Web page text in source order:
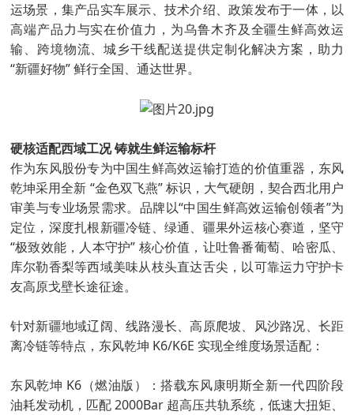
运场景，集产品实车展示、技术介绍、政策发布于一体，以
高端产品力与实在价值力，为乌鲁木齐及全疆生鲜高效运
输、跨境物流、城乡干线配送提供定制化解决方案，助力
“新疆好物” 鲜行全国、通达世界。
硬核适配西域工况 铸就生鲜运输标杆
作为东风股份专为中国生鲜高效运输打造的价值重器，东风
乾坤采用全新 “金色双飞燕” 标识，大气硬朗，契合西北用户
审美与专业场景需求。品牌以“中国生鲜高效运输创领者”为
定位，深度扎根新疆冷链、绿通、疆果外运核心赛道，坚守
“极致效能，人本守护” 核心价值，让吐鲁番葡萄、哈密瓜、
库尔勒香梨等西域美味从枝头直达舌尖，以可靠运力守护卡
友高原戈壁长途征途。
针对新疆地域辽阔、线路漫长、高原爬坡、风沙路况、长距
离冷链等特点，东风乾坤 K6/K6E 实现全维度场景适配：
东风乾坤 K6（燃油版）：搭载东风康明斯全新一代四阶段
油耗发动机，匹配 2000Bar 超高压共轨系统，低速大扭矩、